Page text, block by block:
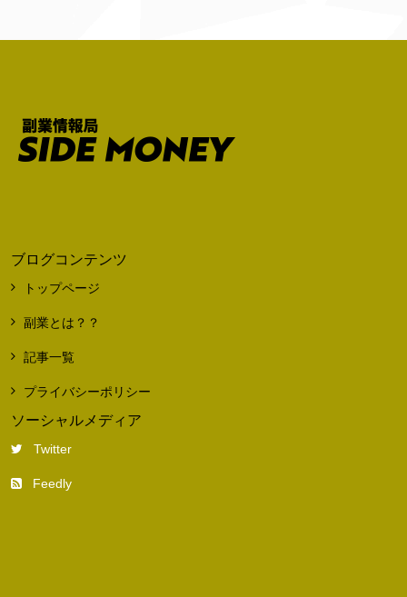
ブログコンテンツ
トップページ
副業とは？？
記事一覧
プライバシーポリシー
ソーシャルメディア
Twitter
Feedly